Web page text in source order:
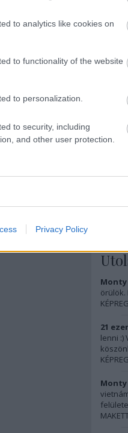
to analytics like cookies on
to functionality of the website
to personalization.
to security, including
and other user protection.
Privacy Policy
PC:
FILM:
Beach
Monty
örülök.
21
lenni :)
Monty